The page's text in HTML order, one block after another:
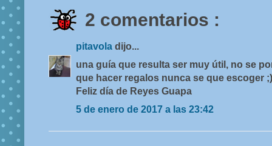
2 comentarios :
pitavola dijo...
una guía que resulta ser muy útil, no se
que hacer regalos nunca se que escoger ;)
Feliz día de Reyes Guapa
5 de enero de 2017 a las 23:42